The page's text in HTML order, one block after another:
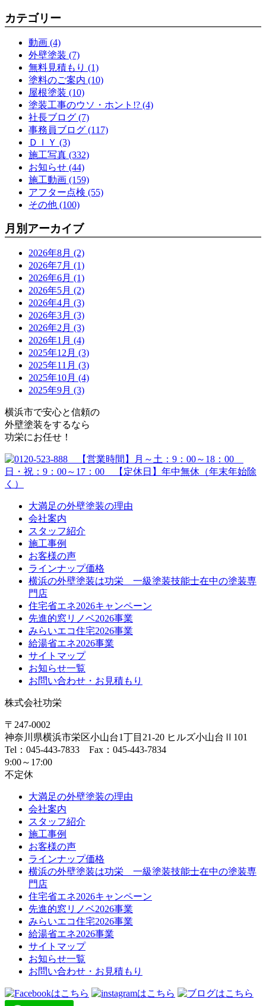
カテゴリー
動画 (4)
外壁塗装 (7)
無料見積もり (1)
塗料のご案内 (10)
屋根塗装 (10)
塗装工事のウソ・ホント!? (4)
社長ブログ (7)
事務員ブログ (117)
ＤＩＹ (3)
施工写真 (332)
お知らせ (44)
施工動画 (159)
アフター点検 (55)
その他 (100)
月別アーカイブ
2026年8月 (2)
2026年7月 (1)
2026年6月 (1)
2026年5月 (2)
2026年4月 (3)
2026年3月 (3)
2026年2月 (3)
2026年1月 (4)
2025年12月 (3)
2025年11月 (3)
2025年10月 (4)
2025年9月 (3)
横浜市で安心と信頼の
外壁塗装をするなら
功栄にお任せ！
大満足の外壁塗装の理由
会社案内
スタッフ紹介
施工事例
お客様の声
ラインナップ価格
横浜の外壁塗装は功栄 一級塗装技能士在中の塗装専
門店
住宅省エネ2026キャンペーン
先進的窓リノベ2026事業
みらいエコ住宅2026事業
給湯省エネ2026事業
サイトマップ
お知らせ一覧
お問い合わせ・お見積もり
株式会社功栄
〒247-0002
神奈川県横浜市栄区小山台1丁目21-20 ヒルズ小山台Ⅱ101
Tel：045-443-7833 Fax：045-443-7834
9:00～17:00
不定休
大満足の外壁塗装の理由
会社案内
スタッフ紹介
施工事例
お客様の声
ラインナップ価格
横浜の外壁塗装は功栄 一級塗装技能士在中の塗装専
門店
住宅省エネ2026キャンペーン
先進的窓リノベ2026事業
みらいエコ住宅2026事業
給湯省エネ2026事業
サイトマップ
お知らせ一覧
お問い合わせ・お見積もり